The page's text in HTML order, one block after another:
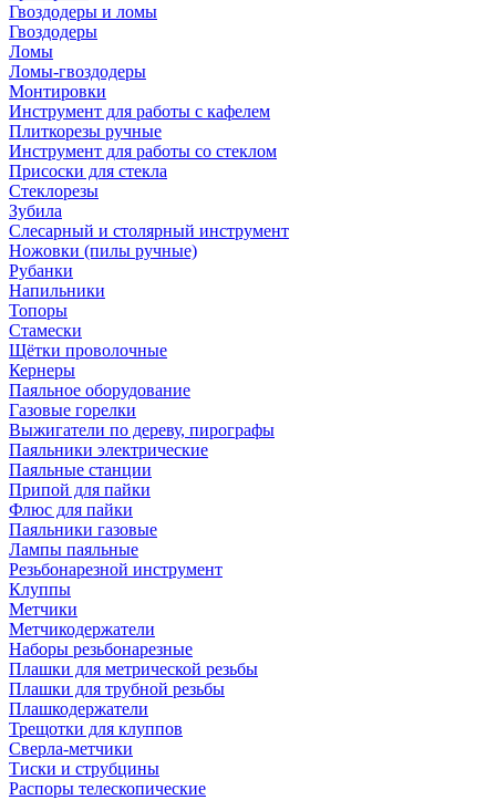
Гвоздодеры и ломы
Гвоздодеры
Ломы
Ломы-гвоздодеры
Монтировки
Инструмент для работы с кафелем
Плиткорезы ручные
Инструмент для работы со стеклом
Присоски для стекла
Стеклорезы
Зубила
Слесарный и столярный инструмент
Ножовки (пилы ручные)
Рубанки
Напильники
Топоры
Стамески
Щётки проволочные
Кернеры
Паяльное оборудование
Газовые горелки
Выжигатели по дереву, пирографы
Паяльники электрические
Паяльные станции
Припой для пайки
Флюс для пайки
Паяльники газовые
Лампы паяльные
Резьбонарезной инструмент
Клуппы
Метчики
Метчикодержатели
Наборы резьбонарезные
Плашки для метрической резьбы
Плашки для трубной резьбы
Плашкодержатели
Трещотки для клуппов
Сверла-метчики
Тиски и струбцины
Распоры телескопические